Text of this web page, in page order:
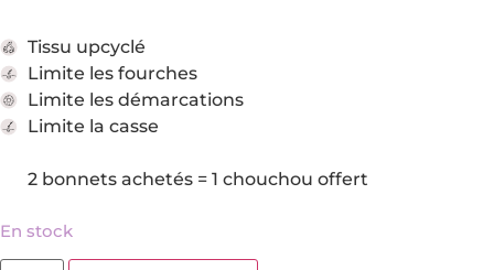
Tissu upcyclé
Limite les fourches
Limite les démarcations
Limite la casse
2 bonnets achetés = 1 chouchou offert
En stock